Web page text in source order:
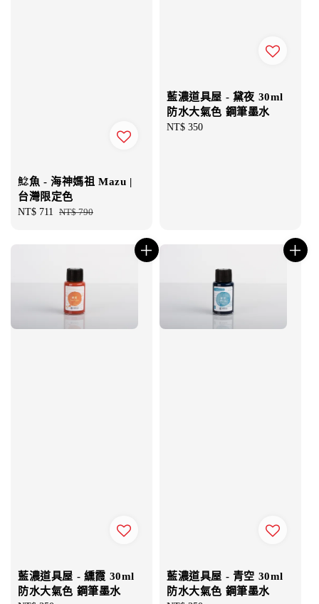
鯰魚 - 海神媽祖 Mazu |
台灣限定色
Sale
NT$ 711
Regular
NT$ 790
藍濃道具屋 - 黛夜 30ml
防水大氣色 鋼筆墨水
Regular
NT$ 350
藍濃道具屋 - 纁霞 30ml
防水大氣色 鋼筆墨水
藍濃道具屋 - 青空 30ml
防水大氣色 鋼筆墨水